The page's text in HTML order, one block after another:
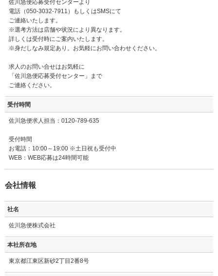
佐川急便応募受付センターより
電話（050-3032-7911）もしくはSMSにて
ご連絡いたします。
※選考方法は店舗や状況により異なります。
詳しくは受付時にご案内いたします。
※身だしなみ規定あり。お気軽にお問い合わせください。
求人のお問い合せはお気軽に
「佐川急便応募受付センター」まで
ご連絡ください。
受付時間
佐川急便求人担当：0120-789-635
受付時間
お電話：10:00～19:00 ※土日祝も受付中
WEB：WEB応募は24時間可能
会社情報
社名
佐川急便株式会社
本社所在地
東京都江東区新砂2丁目2番8号